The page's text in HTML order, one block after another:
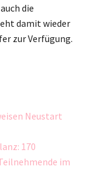
die
damit wieder
zur Verfügung.
Neustart
170
im